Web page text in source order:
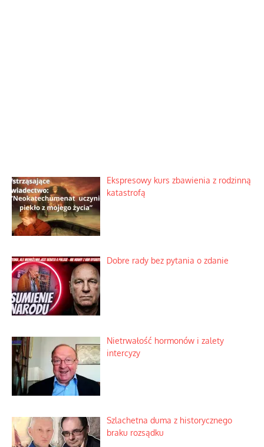
Ekspresowy kurs zbawienia z rodzinną
katastrofą
Dobre rady bez pytania o zdanie
Nietrwałość hormonów i zalety
intercyzy
Szlachetna duma z historycznego
braku rozsądku